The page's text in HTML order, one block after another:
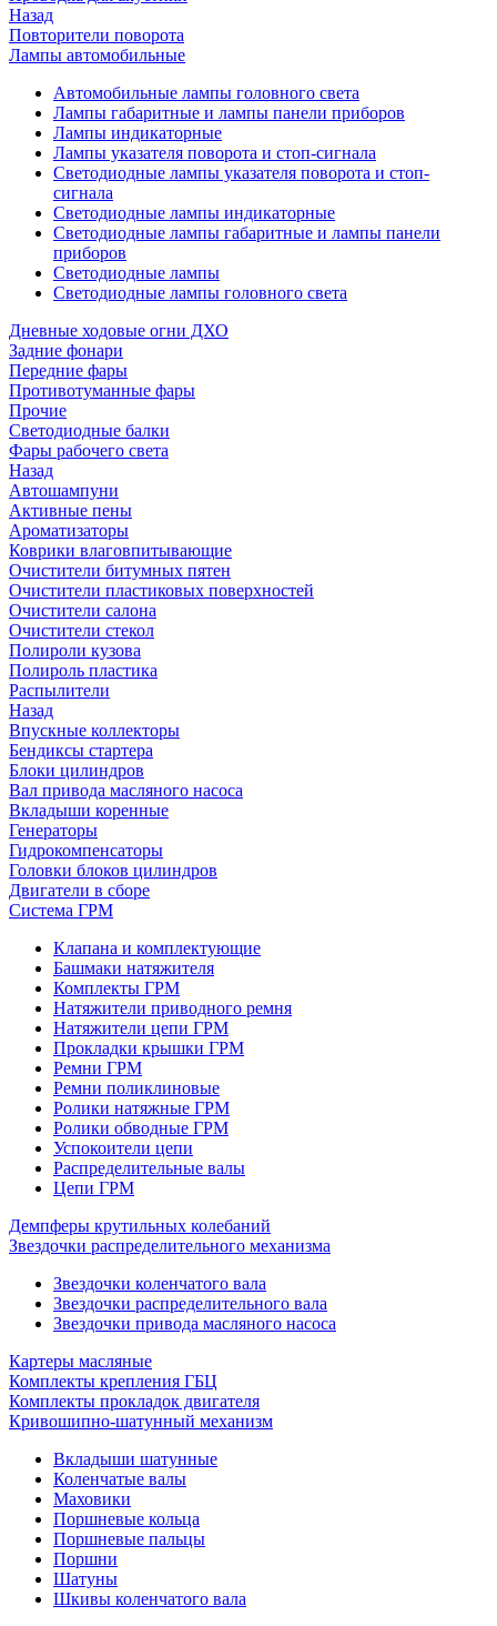
Назад
Повторители поворота
Лампы автомобильные
Автомобильные лампы головного света
Лампы габаритные и лампы панели приборов
Лампы индикаторные
Лампы указателя поворота и стоп-сигнала
Светодиодные лампы указателя поворота и стоп-
сигнала
Светодиодные лампы индикаторные
Светодиодные лампы габаритные и лампы панели
приборов
Светодиодные лампы
Светодиодные лампы головного света
Дневные ходовые огни ДХО
Задние фонари
Передние фары
Противотуманные фары
Прочие
Светодиодные балки
Фары рабочего света
Назад
Автошампуни
Активные пены
Ароматизаторы
Коврики влаговпитывающие
Очистители битумных пятен
Очистители пластиковых поверхностей
Очистители салона
Очистители стекол
Полироли кузова
Полироль пластика
Распылители
Назад
Впускные коллекторы
Бендиксы стартера
Блоки цилиндров
Вал привода масляного насоса
Вкладыши коренные
Генераторы
Гидрокомпенсаторы
Головки блоков цилиндров
Двигатели в сборе
Система ГРМ
Клапана и комплектующие
Башмаки натяжителя
Комплекты ГРМ
Натяжители приводного ремня
Натяжители цепи ГРМ
Прокладки крышки ГРМ
Ремни ГРМ
Ремни поликлиновые
Ролики натяжные ГРМ
Ролики обводные ГРМ
Успокоители цепи
Распределительные валы
Цепи ГРМ
Демпферы крутильных колебаний
Звездочки распределительного механизма
Звездочки коленчатого вала
Звездочки распределительного вала
Звездочки привода масляного насоса
Картеры масляные
Комплекты крепления ГБЦ
Комплекты прокладок двигателя
Кривошипно-шатунный механизм
Вкладыши шатунные
Коленчатые валы
Маховики
Поршневые кольца
Поршневые пальцы
Поршни
Шатуны
Шкивы коленчатого вала